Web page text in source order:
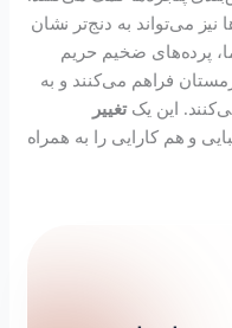
نیز می‌تواند به دنج‌تر نشان
پرده‌های ضخیم حریم
فراهم می‌کنند و به
این یکتغییر
و هم کارایی را به همراه